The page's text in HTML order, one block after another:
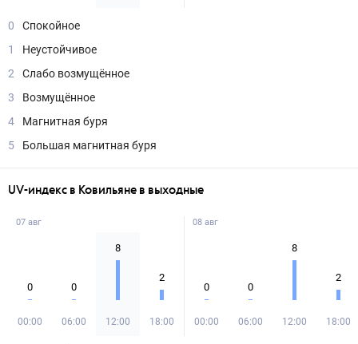
0
Спокойное
1
Неустойчивое
2
Слабо возмущённое
3
Возмущённое
4
Магнитная буря
5
Большая магнитная буря
UV-индекс в Ковильяне в выходные
07 авг
0
00:00
0
06:00
8
12:00
2
18:00
08 авг
0
00:00
0
06:00
8
12:00
2
18:00